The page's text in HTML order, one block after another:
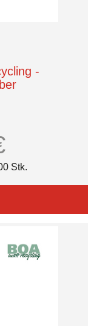
-
Stk.